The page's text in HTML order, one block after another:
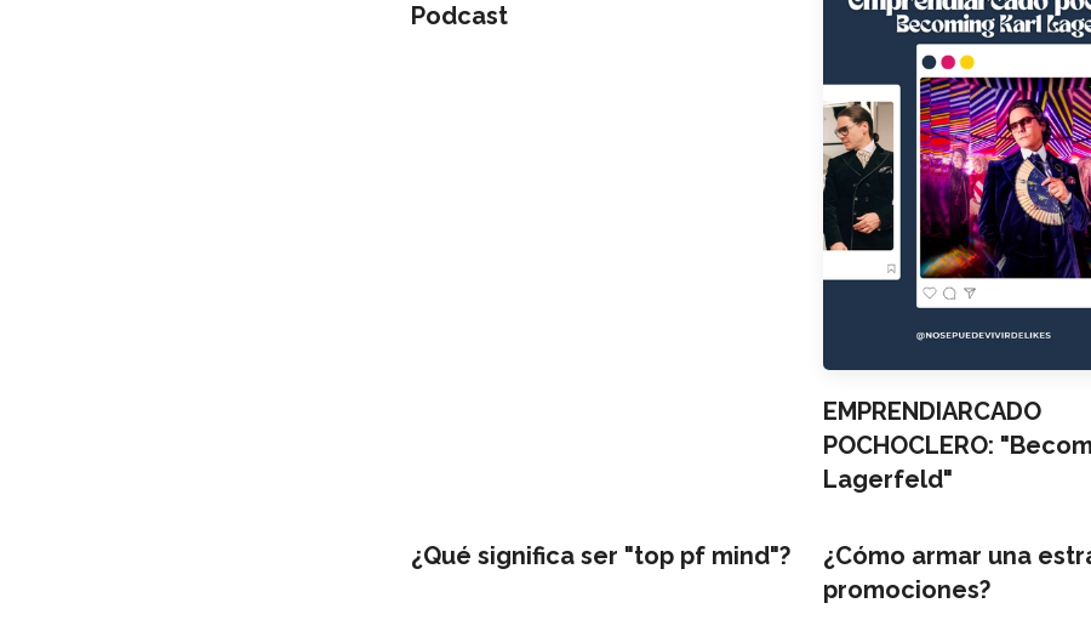
Podcast
EMPRENDIARCADO
POCHOCLERO:
Lagerfeld"
¿Qué significa ser "top pf mind"?
¿Cómo armar una
promociones?